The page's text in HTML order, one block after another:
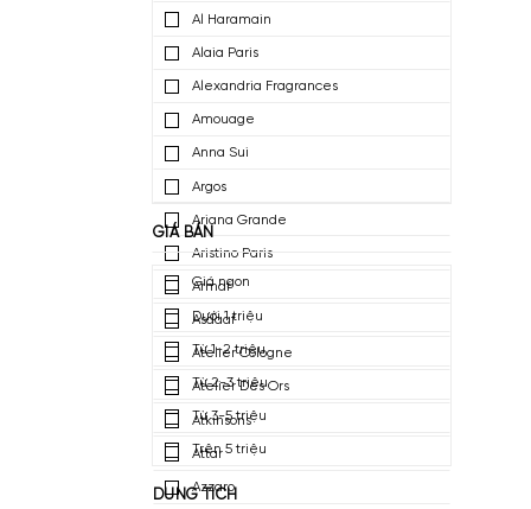
Abercrombie & Fitch
Acqua Di Parma
Afnan Perfumes
Al Haramain
Alaia Paris
Alexandria Fragrances
Argos
Ariana Grande
Aristino Paris